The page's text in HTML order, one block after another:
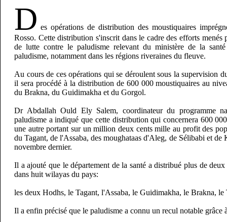
D es opérations de distribution des moustiquaires
Rosso. Cette distribution s'inscrit dans le cadre des efforts menés
de lutte contre le paludisme relevant du ministère de la
paludisme, notamment dans les régions riveraines du fleuve.
Au cours de ces opérations qui se déroulent sous la supervision
il sera procédé à la distribution de 600 000 moustiquaires au
du Brakna, du Guidimakha et du Gorgol.
Dr Abdallah Ould Ely Salem, coordinateur du programme
paludisme a indiqué que cette distribution qui concernera 600
une autre portant sur un million deux cents mille au profit des
du Tagant, de l'Assaba, des moughataas d'Aleg, de Sélibabi et de
novembre dernier.
Il a ajouté que le département de la santé a distribué plus de
dans huit wilayas du pays:
les deux Hodhs, le Tagant, l'Assaba, le Guidimakha, le Brakna, le
Il a enfin précisé que le paludisme a connu un recul notable grâce